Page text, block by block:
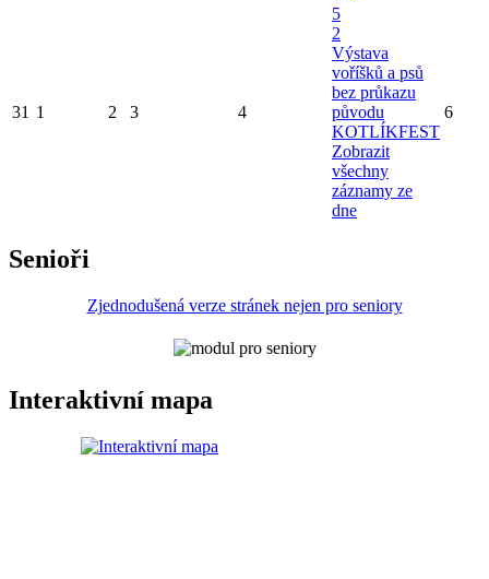
31 1 2 3 4
5
2
Výstava
voříšků a psů
bez průkazu
původu
KOTLÍKFEST
Zobrazit
všechny
záznamy ze
dne
6
Senioři
Zjednodušená verze stránek nejen pro seniory
Interaktivní mapa